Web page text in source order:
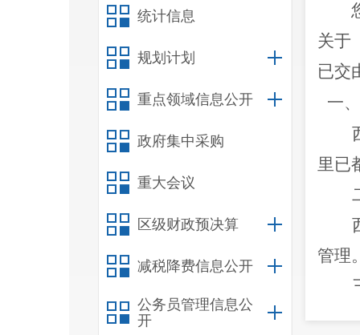
统计信息
规划计划
重点领域信息公开
政府集中采购
重大会议
区级财政预决算
减税降费信息公开
公务员管理信息公
开
关于
已交
一
里已
管理